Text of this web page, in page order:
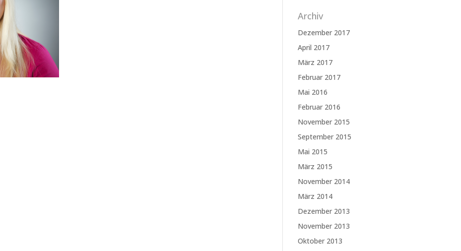
Archiv
Dezember 2017
April 2017
März 2017
Februar 2017
Mai 2016
Februar 2016
November 2015
September 2015
Mai 2015
März 2015
November 2014
März 2014
Dezember 2013
November 2013
Oktober 2013